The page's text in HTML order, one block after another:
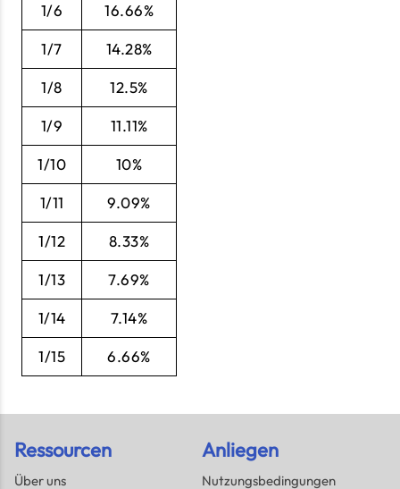
1/6 16.66%
1/7 14.28%
1/8 12.5%
1/9 11.11%
1/10 10%
1/11 9.09%
1/12 8.33%
1/13 7.69%
1/14 7.14%
1/15 6.66%
Ressourcen
Über uns
Anliegen
Nutzungsbedingungen